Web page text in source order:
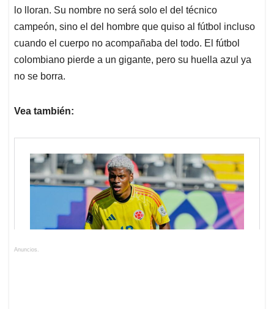
lo lloran. Su nombre no será solo el del técnico
campeón, sino el del hombre que quiso al fútbol incluso
cuando el cuerpo no acompañaba del todo. El fútbol
colombiano pierde a un gigante, pero su huella azul ya
no se borra.
Vea también:
Anuncios.